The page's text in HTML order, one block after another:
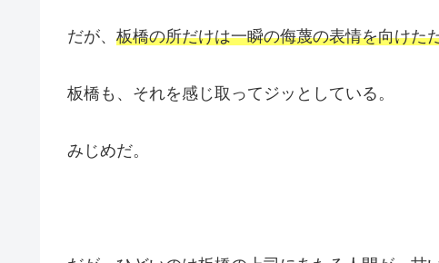
だが、 板橋の所だけは一瞬の侮蔑の表情を向けた
板橋も、それを感じ取ってジッとしている。
みじめだ。